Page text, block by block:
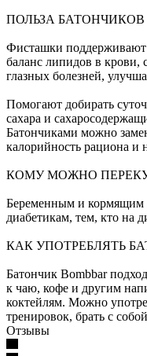
ПОЛЬЗА БАТОНЧИКОВ
Фисташки поддерживают
баланс липидов в крови,
глазных болезней,
Помогают добирать
сахара и
Батончиками можно
калорийность рациона и
КОМУ МОЖНО
Беременным и кормящим
диабетикам, тем, кто на
КАК УПОТРЕБЛЯТЬ
Батончик Bombbar
к чаю, кофе и другим
коктейлям. Можно
тренировок, брать с
Отзывы